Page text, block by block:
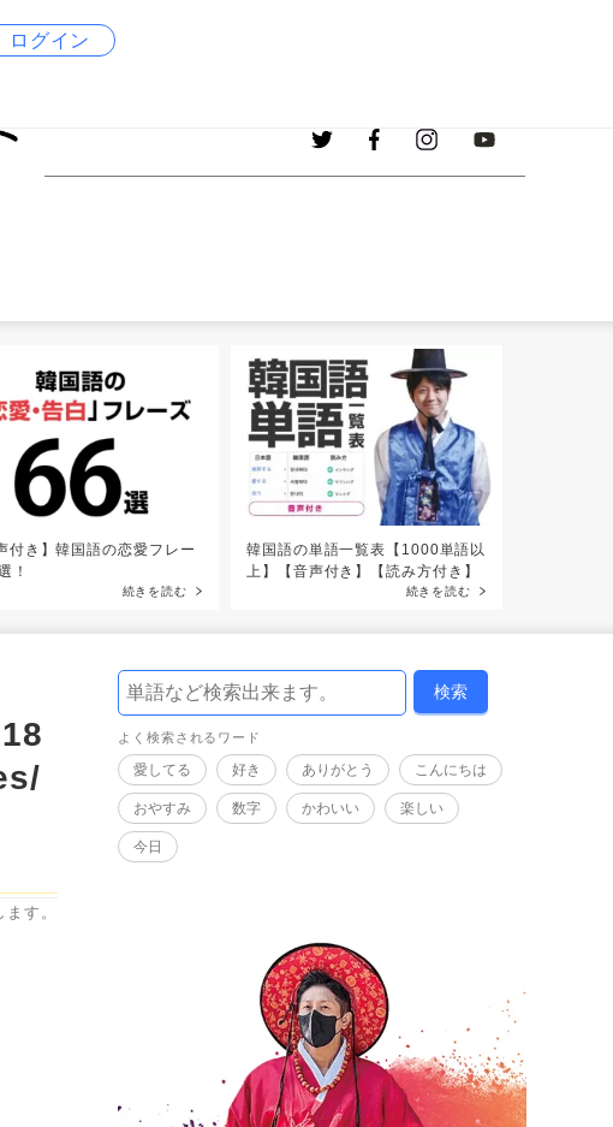
ログイン
付き】韓国語の恋愛フレー
！
続きを読む
韓国語の単語一覧表【1000単語以
上】【音声付き】【読み方付き】
続きを読む
す。
よく検索されるワード
愛してる 好き ありがとう こんにちは
おやすみ 数字 かわいい 楽しい
今日